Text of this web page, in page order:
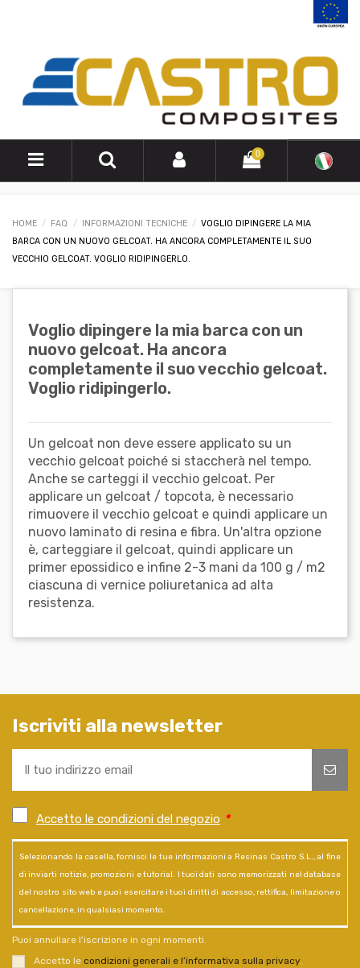
0
HOME FAQ INFORMAZIONI TECNICHE
VOGLIO DIPINGERE LA MIA
BARCA CON UN NUOVO GELCOAT. HA ANCORA COMPLETAMENTE IL SUO
VECCHIO GELCOAT. VOGLIO RIDIPINGERLO.
Voglio dipingere la mia barca con un
nuovo gelcoat. Ha ancora
completamente il suo vecchio gelcoat.
Voglio ridipingerlo.
Un gelcoat non deve essere applicato su un
vecchio gelcoat poiché si staccherà nel tempo.
Anche se carteggi il vecchio gelcoat. Per
applicare un gelcoat / topcota, è necessario
rimuovere il vecchio gelcoat e quindi applicare un
nuovo laminato di resina e fibra. Un'altra opzione
è, carteggiare il gelcoat, quindi applicare un
primer epossidico e infine 2-3 mani da 100 g / m2
ciascuna di vernice poliuretanica ad alta
resistenza.
Iscriviti alla newsletter
Accetto le condizioni del negozio *
Selezionando la casella, fornisci le tue informazioni a Resinas Castro S.L., al fine
di inviarti notizie, promozioni e tutorial. I tuoi dati sono memorizzati nel database
del nostro sito web e puoi esercitare i tuoi diritti di accesso, rettifica, limitazione o
cancellazione, in qualsiasi momento.
Puoi annullare l'iscrizione in ogni momenti.
Accetto le condizioni generali e l’informativa sulla privacy.